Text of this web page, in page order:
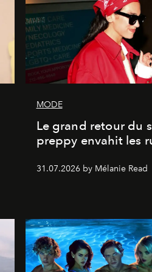
MODE
Le grand retour du
preppy envahit les
31.07.2026 by Mélanie Read